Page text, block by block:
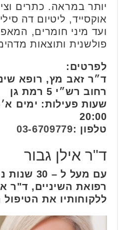
יותר במראה. כתרים
אוקסייד, ליטיום דה
ועד מיני חומרים,
פולשנית ותוצאות
לפרטים:
ד״ר זאב מץ, רופא
רחוב רש״י 5 רמת גן
20:00
טלפון :03-6709779
ד"ר אילן גבור
עם מעל ל –
רפואת השיניים, ד"ר
ללקוחותיו את הטיפול